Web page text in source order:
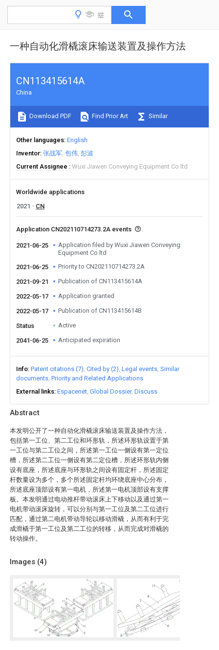
一种自动化滑橇滚床输送装置及操作方法
Abstract
本发明公开了一种自动化滑橇滚床输送装置及操作方法，
包括第一工位、第二工位和环形轨，所述环形轨设置于第
一工位与第二工位之间，所述第一工位一侧设有第一定位
槽，所述第二工位一侧设有第二定位槽，所述环形轨内侧
设有底座，所述底座与环形轨之间设有固定杆，所述固定
杆数量设为多个，多个所述固定杆均环绕底座中心分布，
所述底座顶部设有第一电机，所述第一电机顶部设有支撑
板。本发明通过电动推杆带动滚床上下移动以及通过第一
电机带动滚床旋转，可以分别与第一工位及第二工位进行
匹配，通过第二电机带动导轮以移动滑橇，从而有利于完
成滑橇于第一工位及第二工位的转移，从而完成对滑橇的
转动操作。
Images (4)
CN113415614A
China
Download PDF Find Prior Art Similar
Other languages English
Inventor 张战军 包伟 彭波
Current Assignee
Wuxi Jiawen Conveying Equipment Co ltd
Worldwide applications
2021
CN
Application CN202110714273.2A events
2021-06-25
Application filed by Wuxi Jiawen Conveying
Equipment Co ltd
2021-06-25
Priority to CN202110714273.2A
2021-09-21 Publication of CN113415614A
2022-05-17 Application granted
2022-05-17 Publication of CN113415614B
Status Active
2041-06-25 Anticipated expiration
Info Patent citations (7) Cited by (2) Legal events Similar
documents Priority and Related Applications
External links Espacenet Global Dossier Discuss